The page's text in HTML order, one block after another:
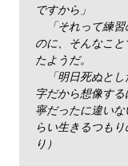
ですから」
「それって練習
のに、そんなこ
たようだ。
「明日死ぬとし
字だから想像す
寧だったに違い
らい生きるつも
り）